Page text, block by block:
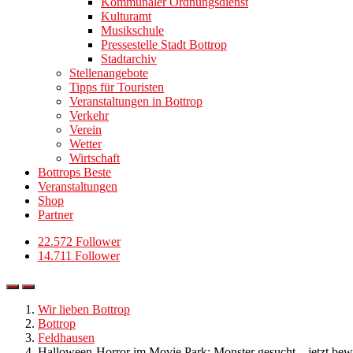
Kulturamt
Musikschule
Pressestelle Stadt Bottrop
Stadtarchiv
Stellenangebote
Tipps für Touristen
Veranstaltungen in Bottrop
Verkehr
Verein
Wetter
Wirtschaft
Bottrops Beste
Veranstaltungen
Shop
Partner
22.572 Follower
14.711 Follower
Wir lieben Bottrop
Bottrop
Feldhausen